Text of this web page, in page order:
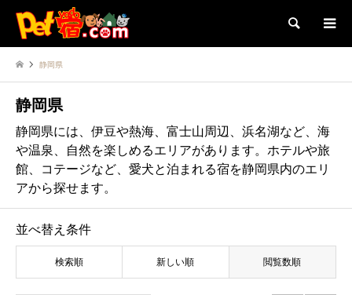
検索
静岡県
静岡県
静岡県には、伊豆や熱海、富士山周辺、浜名湖など、海
や温泉、自然を楽しめるエリアがあります。ホテルや旅
館、コテージなど、愛犬と泊まれる宿を静岡県内のエリ
アから探せます。
並べ替え条件
検索順 新しい順 閲覧数順